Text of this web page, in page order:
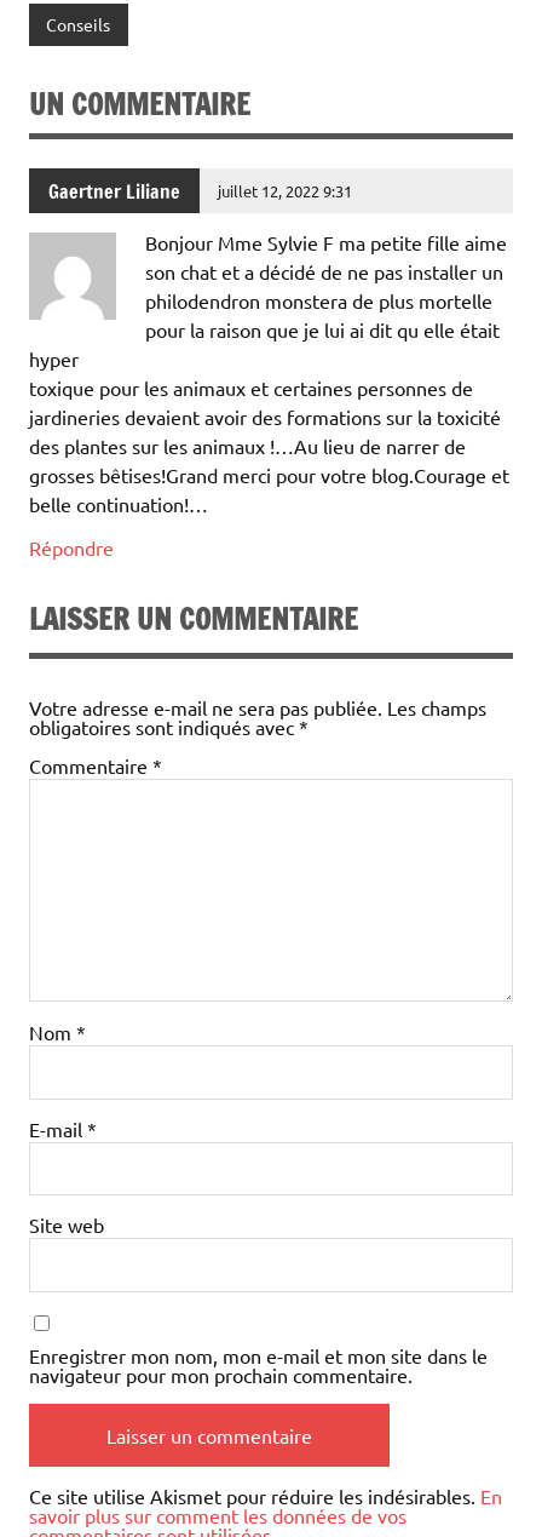
Conseils
UN COMMENTAIRE
Gaertner Liliane juillet 12, 2022 9:31
Bonjour Mme Sylvie F ma petite fille aime
son chat et a décidé de ne pas installer un
philodendron monstera de plus mortelle
pour la raison que je lui ai dit qu elle était
hyper
toxique pour les animaux et certaines personnes de
jardineries devaient avoir des formations sur la toxicité
des plantes sur les animaux !…Au lieu de narrer de
grosses bêtises!Grand merci pour votre blog.Courage et
belle continuation!…
Répondre
LAISSER UN COMMENTAIRE
Votre adresse e-mail ne sera pas publiée. Les champs
obligatoires sont indiqués avec *
Commentaire *
Nom *
E-mail *
Site web
Enregistrer mon nom, mon e-mail et mon site dans le
navigateur pour mon prochain commentaire.
Ce site utilise Akismet pour réduire les indésirables. En
savoir plus sur comment les données de vos